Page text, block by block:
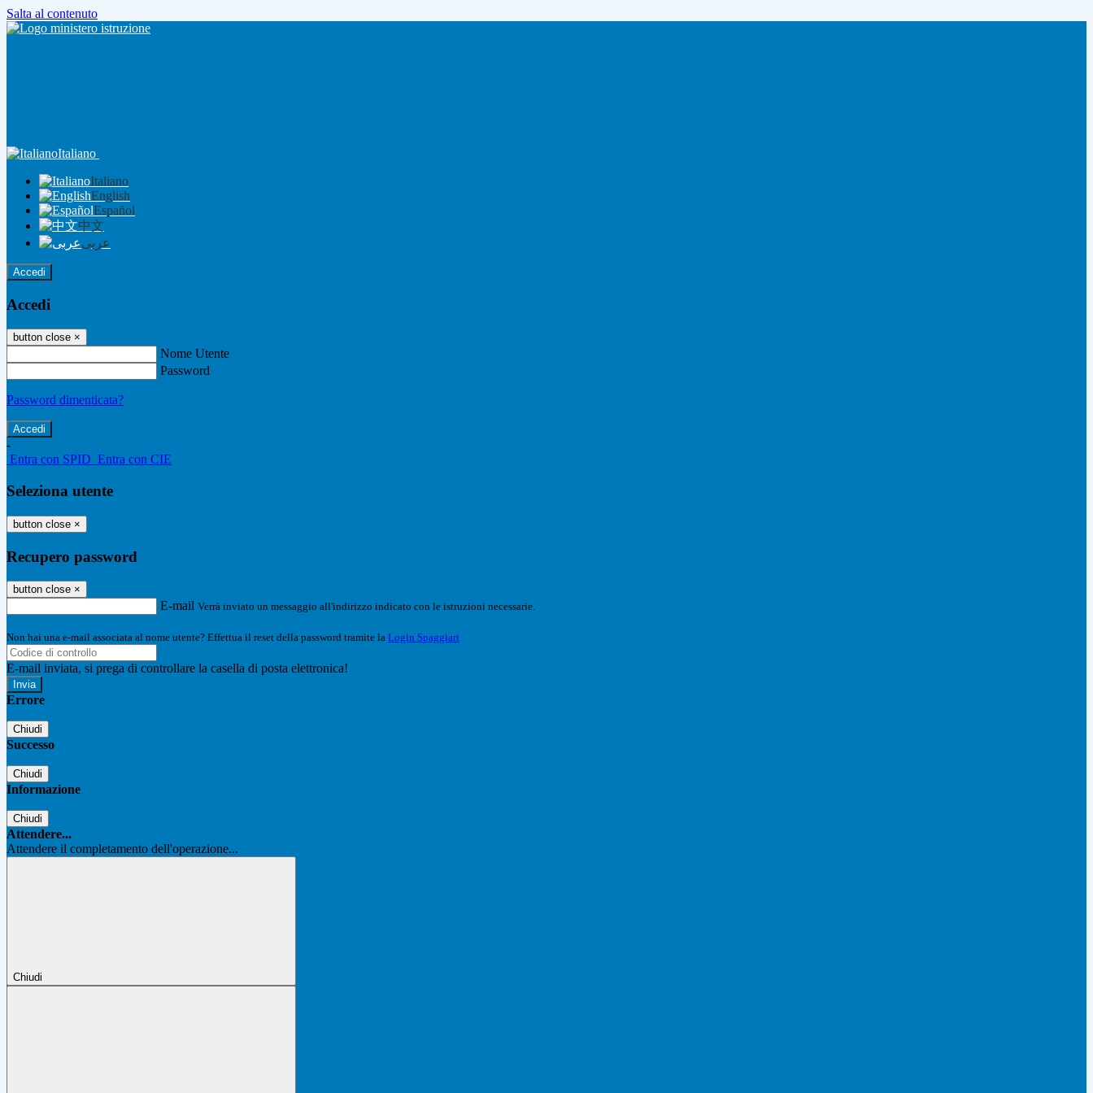
Salta al contenuto
Italiano
Italiano
English
Español
中文
عربى
Accedi
Accedi
button close ×
Nome Utente
Password
Password dimenticata?
-
Entra con SPID Entra con CIE
Seleziona utente
button close ×
Recupero password
button close ×
E-mail Verrà inviato un messaggio all'indirizzo indicato con le istruzioni necessarie.
Non hai una e-mail associata al nome utente? Effettua il reset della password tramite la Login Spaggiari
E-mail inviata, si prega di controllare la casella di posta elettronica!
Errore
Chiudi
Successo
Chiudi
Informazione
Chiudi
Attendere...
Attendere il completamento dell'operazione...
Chiudi